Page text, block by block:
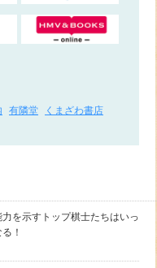
有隣堂
くまざわ書店
を示すトップ棋士たちはいっ
！